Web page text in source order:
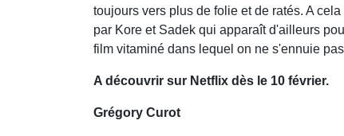
toujours vers plus de folie et de ratés. A
par Kore et Sadek qui apparaît d'ailleurs
film vitaminé dans lequel on ne s'ennuie
A découvrir sur Netflix dès le 10 février.
Grégory Curot